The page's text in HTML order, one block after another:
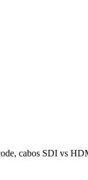
cabos SDI vs